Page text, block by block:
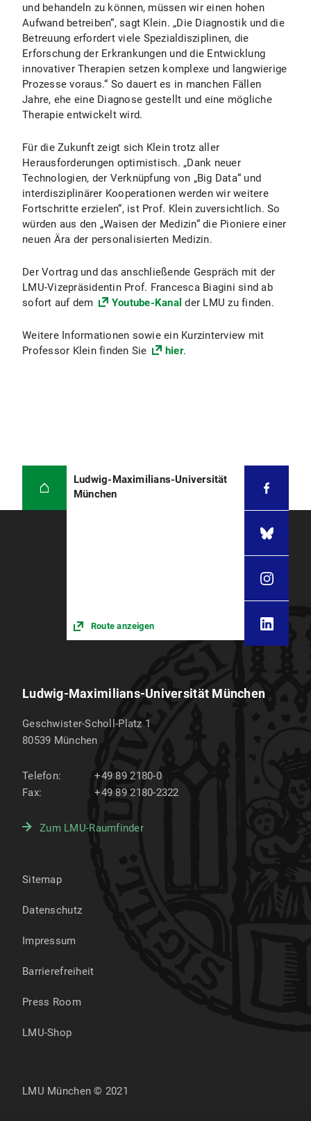
und behandeln zu können, müssen wir einen hohen
Aufwand betreiben“, sagt Klein. „Die Diagnostik und die
Betreuung erfordert viele Spezialdisziplinen, die
Erforschung der Erkrankungen und die Entwicklung
innovativer Therapien setzen komplexe und langwierige
Prozesse voraus.“ So dauert es in manchen Fällen
Jahre, ehe eine Diagnose gestellt und eine mögliche
Therapie entwickelt wird.
Für die Zukunft zeigt sich Klein trotz aller
Herausforderungen optimistisch. „Dank neuer
Technologien, der Verknüpfung von „Big Data“ und
interdisziplinärer Kooperationen werden wir weitere
Fortschritte erzielen“, ist Prof. Klein zuversichtlich. So
würden aus den „Waisen der Medizin“ die Pioniere einer
neuen Ära der personalisierten Medizin.
Der Vortrag und das anschließende Gespräch mit der
LMU-Vizepräsidentin Prof. Francesca Biagini sind ab
sofort auf dem
Youtube-Kanal der LMU zu finden.
Weitere Informationen sowie ein Kurzinterview mit
Professor Klein finden Sie
hier.
Ludwig-Maximilians-Universität
München
Route anzeigen
Ludwig-Maximilians-Universität München
Geschwister-Scholl-Platz 1
80539 München
Telefon:
+49 89 2180-0
Fax:
+49 89 2180-2322
Zum LMU-Raumfinder
Sitemap
Datenschutz
Impressum
Barrierefreiheit
Press Room
LMU-Shop
LMU München © 2021